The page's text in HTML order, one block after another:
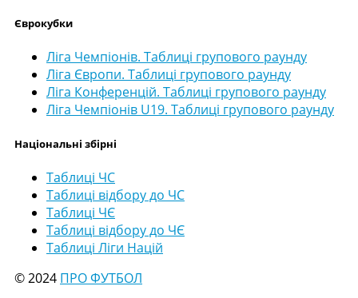
Єврокубки
Ліга Чемпіонів. Таблиці групового раунду
Ліга Європи. Таблиці групового раунду
Ліга Конференцій. Таблиці групового раунду
Ліга Чемпіонів U19. Таблиці групового раунду
Національні збірні
Таблиці ЧС
Таблиці відбору до ЧС
Таблиці ЧЄ
Таблиці відбору до ЧЄ
Таблиці Ліги Націй
© 2024 ПРО ФУТБОЛ